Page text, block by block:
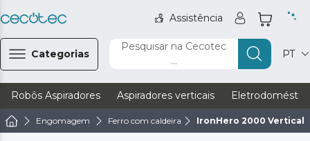
Assistência
Categorias
Pesquisar na Cecotec
...
PT
Robôs Aspiradores Aspiradores verticais
Engomagem Ferro com caldeira IronHero 2000 Vertical